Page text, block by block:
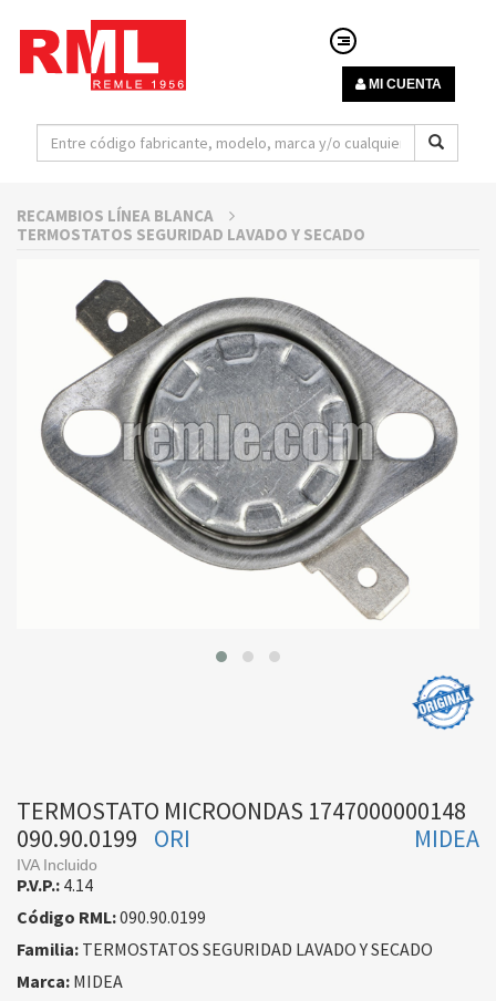
MI CUENTA
RECAMBIOS LÍNEA BLANCA
TERMOSTATOS SEGURIDAD LAVADO Y SECADO
TERMOSTATO MICROONDAS 1747000000148
090.90.0199
MIDEA
ORI
IVA Incluido
P.V.P.: 4.14
Código RML:090.90.0199
Familia: TERMOSTATOS SEGURIDAD LAVADO Y SECADO
Marca: MIDEA